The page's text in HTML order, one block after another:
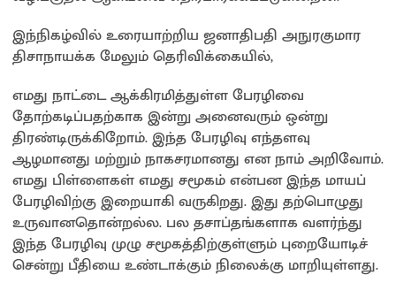
இந்நிகழ்வில் உரையாற்றிய ஜனாதிபதி அநுரகுமார
திசாநாயக்க மேலும் தெரிவிக்கையில்,
எமது நாட்டை ஆக்கிரமித்துள்ள பேரழிவை
தோற்கடிப்பதற்காக இன்று அனைவரும் ஒன்று
திரண்டிருக்கிறோம். இந்த பேரழிவு எந்தளவு
ஆழமானது மற்றும் நாகசரமானது என நாம் அறிவோம்.
எமது பிள்ளைகள் எமது சமூகம் என்பன இந்த மாயப்
பேரழிவிற்கு இறையாகி வருகிறது. இது தற்பொழுது
உருவானதொன்றல்ல. பல தசாப்தங்களாக வளர்ந்து
இந்த பேரழிவு முழு சமூகத்திற்குள்ளும் புறையோடிச்
சென்று பீதியை உண்டாக்கும் நிலைக்கு மாறியுள்ளது.